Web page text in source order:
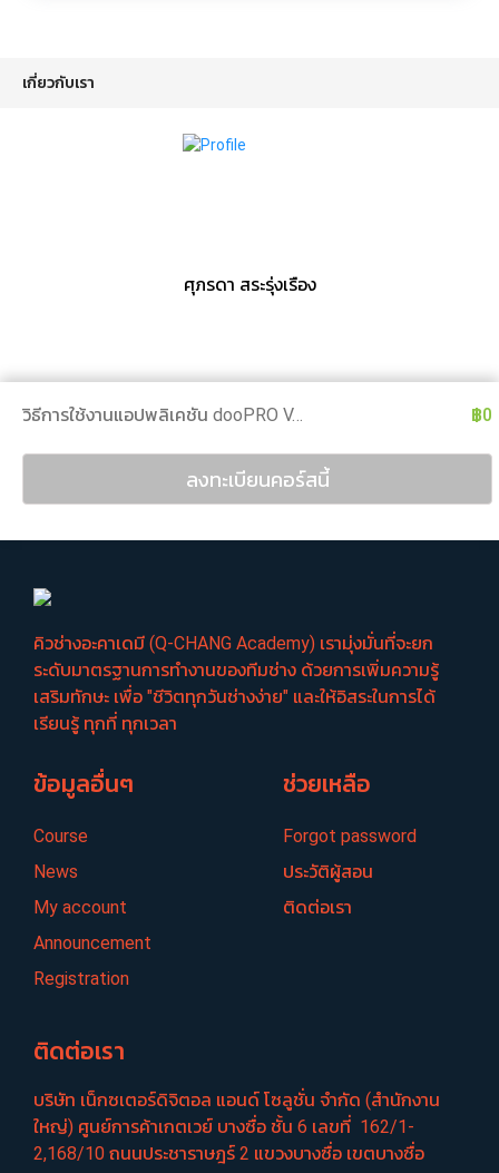
เกี่ยวกับเรา
ศุภรดา สระรุ่งเรือง
฿0
วิธีการใช้งานแอปพลิเคชัน dooPRO V.4 ประเภทงาน Renovate
ลงทะเบียนคอร์สนี้
คิวช่างอะคาเดมี (Q-CHANG Academy) เรามุ่งมั่นที่จะยก
ระดับมาตรฐานการทำงานของทีมช่าง ด้วยการเพิ่มความรู้
เสริมทักษะ เพื่อ "ชีวิตทุกวันช่างง่าย" และให้อิสระในการได้
เรียนรู้ ทุกที่ ทุกเวลา
ข้อมูลอื่นๆ
Course
News
My account
Announcement
Registration
ช่วยเหลือ
Forgot password
ประวัติผู้สอน
ติดต่อเรา
ติดต่อเรา
บริษัท เน็กซเตอร์​ดิจิตอล แอนด์ โซลูชั่น จำกัด (สำนักงาน
ใหญ่) ศูนย์​การค้าเกตเวย์​ บางซื่อ​ ชั้น​ 6​ เลขที่ ​ 162/1-
2,168/10 ถนนประชา​ราษฎร์​ 2 แขวงบางซื่อ​ เขตบางซื่อ​